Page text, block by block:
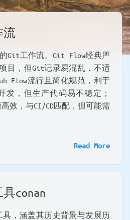
流
Git工作流。Git Flow经典严
目，但Git记录易混乱，不适
Flow流行且简化规范，利于
发，但生产代码易不稳定；
效，与CI/CD匹配，但可能需
Read More
具conan
具，涵盖其历史背景与发展历